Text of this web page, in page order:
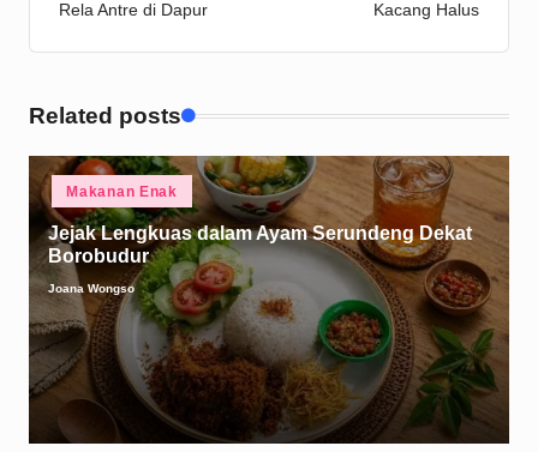
Rela Antre di Dapur
Kacang Halus
Related posts
Posted
Makanan Enak
Jejak Lengkuas dalam Ayam Serundeng Dekat
Borobudur
Posted
by
Joana Wongso